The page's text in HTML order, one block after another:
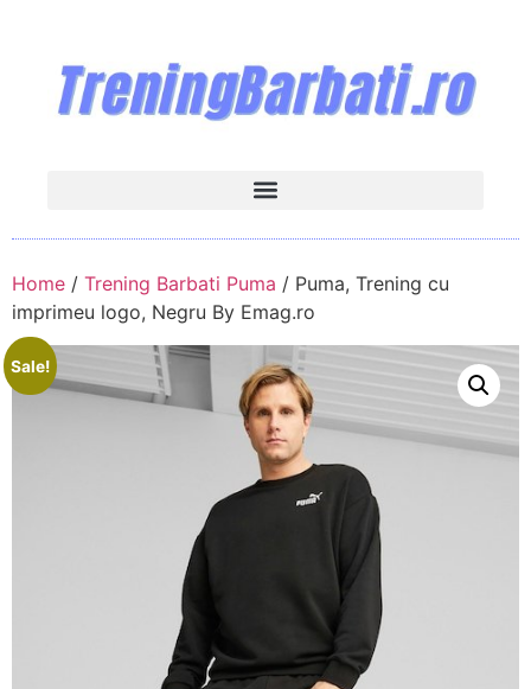
Home / Trening Barbati Puma / Puma, Trening cu
imprimeu logo, Negru By Emag.ro
Sale!